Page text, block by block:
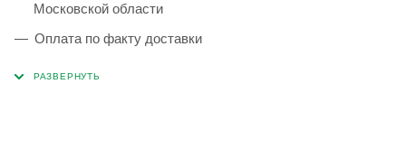
Московской области
Оплата по факту доставки